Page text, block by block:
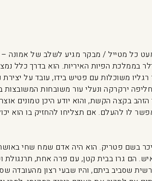
כל מטייל / מבקר מגיע לשלב של אמונה –
בממלכת הפיות האיריות. הוא בדרך כלל
משוכלות עם פטיש בידו, עובד על
ירקרקה ונעלי עור משובחות
בקצה הקשת, והוא יודע היכן טמונים
לו להעלם. אם תצליחו להחזיק בו הוא
בשם פטריק. הוא היה אדם שמח שחי
הם גרו בבית קטן, עם פרה אחת,
שסביב ביתם, והיו שבעי רצון מהעובדה